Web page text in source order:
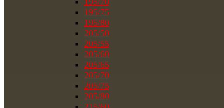
195/75
195/80
205/50
205/55
205/60
205/65
205/70
205/75
205/80